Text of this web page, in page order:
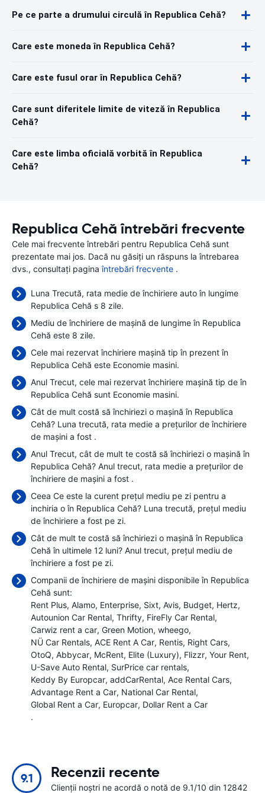
Pe ce parte a drumului circulă în Republica Cehă?
Care este moneda în Republica Cehă?
Care este fusul orar în Republica Cehă?
Care sunt diferitele limite de viteză în Republica
Cehă?
Care este limba oficială vorbită în Republica
Cehă?
Republica Cehă întrebări frecvente
Cele mai frecvente întrebări pentru Republica Cehă sunt
prezentate mai jos. Dacă nu găsiți un răspuns la întrebarea
dvs., consultați paginaîntrebări frecvente .
Luna Trecută, rata medie de închiriere auto în lungime
Republica Cehă s 8 zile.
Mediu de închiriere de mașină de lungime în Republica
Cehă este 8 zile.
Cele mai rezervat închiriere mașină tip în prezent în
Republica Cehă este Economie masini.
Anul Trecut, cele mai rezervat închiriere mașină tip de în
Republica Cehă sunt Economie masini.
Cât de mult costă să închiriezi o mașină în Republica
Cehă? Luna trecută, rata medie a prețurilor de închiriere
de mașini a fost .
Anul Trecut, cât de mult te costă să închiriezi o mașină în
Republica Cehă? Anul trecut, rata medie a prețurilor de
închiriere de mașini a fost .
Ceea Ce este la curent prețul mediu pe zi pentru a
inchiria o în Republica Cehă? Luna trecută, prețul mediu
de închiriere a fost pe zi.
Cât de mult te costă să închiriezi o mașină în Republica
Cehă în ultimele 12 luni? Anul trecut, prețul mediu de
închiriere a fost pe zi.
Companii de închiriere de mașini disponibile în Republica
Cehă sunt:
Rent Plus Alamo Enterprise Sixt Avis Budget Hertz
Autounion Car Rental Thrifty FireFly Car Rental
Carwiz rent a car Green Motion wheego
NÜ Car Rentals ACE Rent A Car Rentis Right Cars
OtoQ Abbycar McRent Elite (Luxury) Flizzr Your Rent
U-Save Auto Rental SurPrice car rentals
Keddy By Europcar addCarRental Ace Rental Cars
Advantage Rent a Car National Car Rental
Global Rent a Car Europcar Dollar Rent a Car
.
9.1 Recenzii recente
Clienții noștri ne acordă o notă de 9.1/10 din 12842